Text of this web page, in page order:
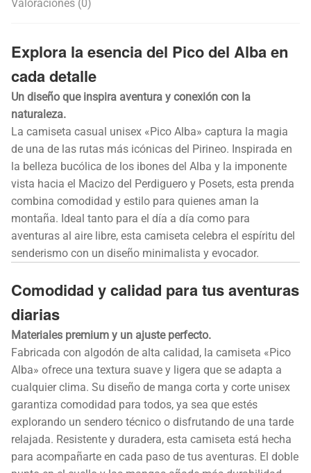
Valoraciones (0)
Explora la esencia del Pico del Alba en
cada detalle
Un diseño que inspira aventura y conexión con la
naturaleza.
La camiseta casual unisex «Pico Alba» captura la magia
de una de las rutas más icónicas del Pirineo. Inspirada en
la belleza bucólica de los ibones del Alba y la imponente
vista hacia el Macizo del Perdiguero y Posets, esta prenda
combina comodidad y estilo para quienes aman la
montaña. Ideal tanto para el día a día como para
aventuras al aire libre, esta camiseta celebra el espíritu del
senderismo con un diseño minimalista y evocador.
Comodidad y calidad para tus aventuras
diarias
Materiales premium y un ajuste perfecto.
Fabricada con algodón de alta calidad, la camiseta «Pico
Alba» ofrece una textura suave y ligera que se adapta a
cualquier clima. Su diseño de manga corta y corte unisex
garantiza comodidad para todos, ya sea que estés
explorando un sendero técnico o disfrutando de una tarde
relajada. Resistente y duradera, esta camiseta está hecha
para acompañarte en cada paso de tus aventuras. El doble